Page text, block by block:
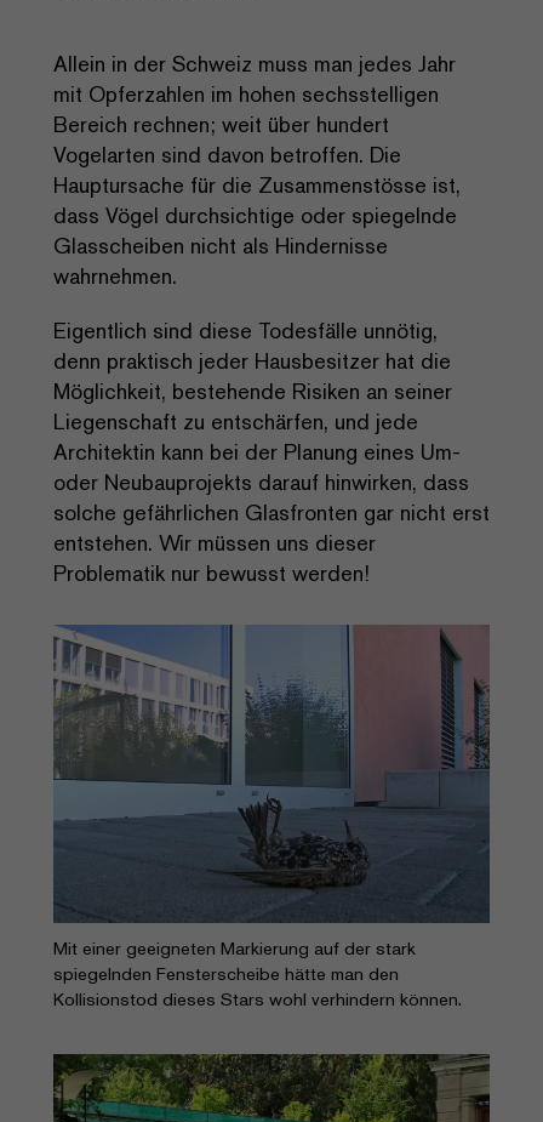
Allein in der Schweiz muss man jedes Jahr
mit Opferzahlen im hohen sechsstelligen
Bereich rechnen; weit über hundert
Vogelarten sind davon betroffen. Die
Hauptursache für die Zusammenstösse ist,
dass Vögel durchsichtige oder spiegelnde
Glasscheiben nicht als Hindernisse
wahrnehmen.
Eigentlich sind diese Todesfälle unnötig,
denn praktisch jeder Hausbesitzer hat die
Möglichkeit, bestehende Risiken an seiner
Liegenschaft zu entschärfen, und jede
Architektin kann bei der Planung eines Um-
oder Neubauprojekts darauf hinwirken, dass
solche gefährlichen Glasfronten gar nicht erst
entstehen. Wir müssen uns dieser
Problematik nur bewusst werden!
Mit einer geeigneten Markierung auf der stark
spiegelnden Fensterscheibe hätte man den
Kollisionstod dieses Stars wohl verhindern können.